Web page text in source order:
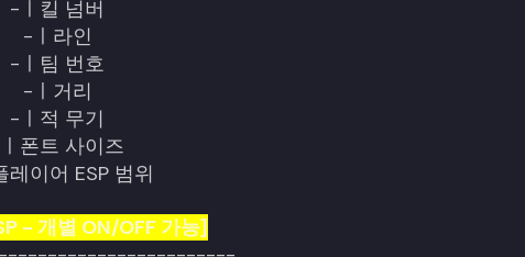
-ㅣ킬 넘버
-ㅣ라인
-ㅣ팀 번호
-ㅣ거리
-ㅣ적 무기
폰트 사이즈
레이어 ESP 범위
- 개별 ON/OFF 가능]